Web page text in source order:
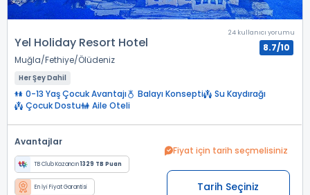
Yel Holiday Resort Hotel
Muğla Fethiye Ölüdeniz
24 kullanıcı yorumu
8.7/10
Her Şey Dahil
0-13 Yaş Çocuk Avantajı Balayı Konsepti
Su Kaydırağı
Çocuk Dostu
Aile Oteli
Avantajlar
TB Club Kazancın1329 TB Puan
En İyi Fiyat Garantisi
Fiyat için tarih seçmelisiniz
Tarih Seçiniz